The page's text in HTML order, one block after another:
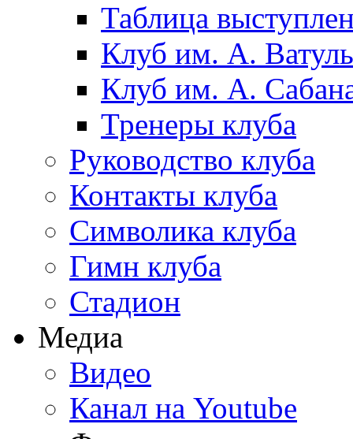
Таблица
Клуб им. А.
Клуб им. А.
Тренеры клуба
Руководство клуба
Контакты клуба
Символика клуба
Гимн клуба
Стадион
Медиа
Видео
Канал на Youtube